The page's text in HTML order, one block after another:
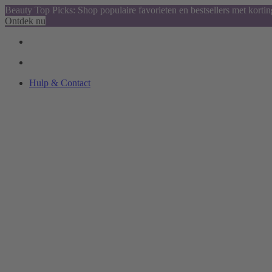
Beauty Top Picks: Shop populaire favorieten en bestsellers met
Ontdek nu
Hulp & Contact